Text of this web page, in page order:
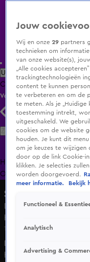
Uitzending Gemist Populaire
ClipsFilmsRadioSmart
Volg KIJK
Zoeken
HomeUitzending Gemist
OranjezomerLivestreams
Shownieuws
Dochter van Heleen
huwelijksbootje
12 mei 2025, 10:22
Dochter van Heleen
huwelijksbootje
Jouw
Wij en onze29 partners
technieken om
van onze website(s),
„Alle cookies
trackingtechnologieën
content te kunnen
te verbeteren en om de
te meten. Als je „Huidige
toestemming intrekt,
uitgeschakeld. We
cookies om de website
houden. Je kunt dit
om je keuzes te wijzigen
door op de link Cookie-
klikken. Je selecties
worden doorgevoerd.
meer informatie.
Bekijk
Functioneel &
Analytisch
Advertising &